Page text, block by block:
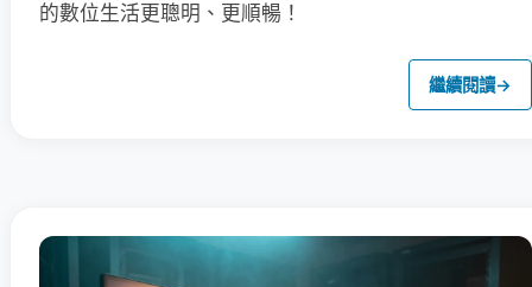
的數位生活更聰明、更順暢！
繼續閱讀→